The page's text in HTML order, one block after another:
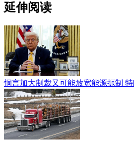
延伸阅读
恫言加大制裁又可能放宽能源扼制